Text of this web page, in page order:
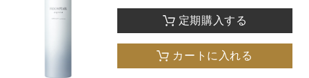
定期購入する
カートに入れる